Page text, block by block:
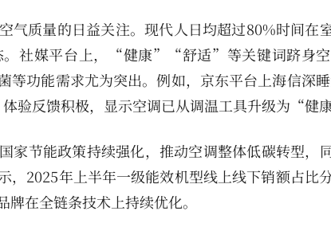
气质量的日益关注。现代人日均超过80%时间在
。社媒平台上，“健康”“舒适”等关键词跻身
等功能需求尤为突出。例如，京东平台上海信深睡
验反馈积极，显示空调已从调温工具升级为“健
家节能政策持续强化，推动空调整体低碳转型，
2025年上半年一级能效机型线上线下销额占比
在全链条技术上持续优化。